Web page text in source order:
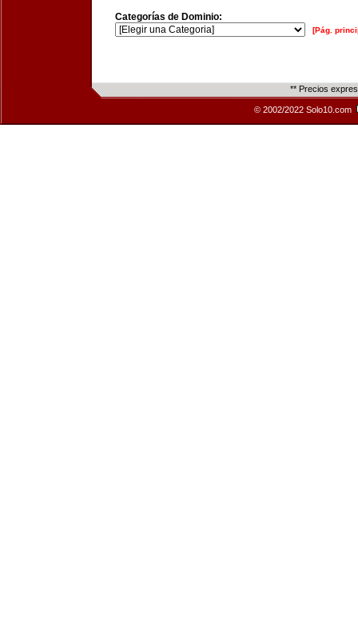
Categorías de Dominio:
[Pág.
** Precios
© 2002/2022 Solo10.com